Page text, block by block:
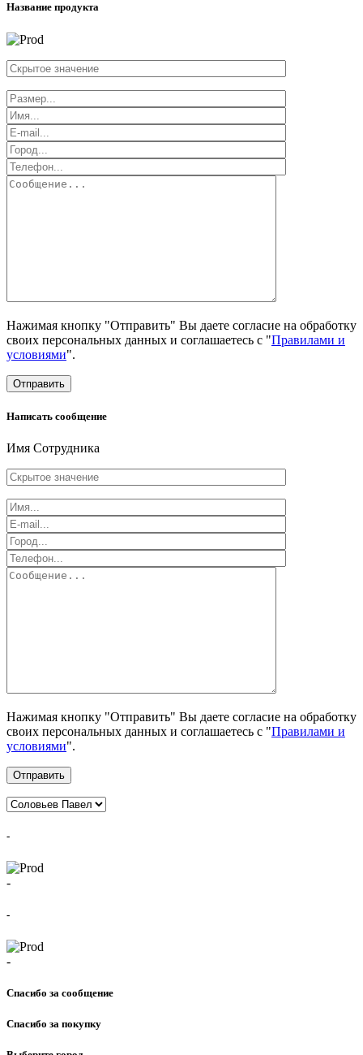
Название продукта
Нажимая кнопку "Отправить" Вы даете согласие на обработку
своих персональных данных и соглашаетесь с "Правилами и
условиями".
Отправить
Написать сообщение
Имя Сотрудника
Нажимая кнопку "Отправить" Вы даете согласие на обработку
своих персональных данных и соглашаетесь с "Правилами и
условиями".
Отправить
-
-
-
-
Спасибо за сообщение
Спасибо за покупку